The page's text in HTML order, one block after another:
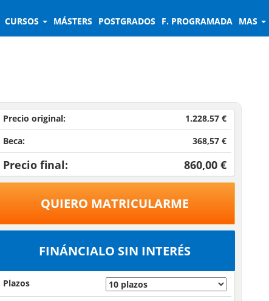
CURSOS MÁSTERS POSTGRADOS F. PROGRAMADA MAS
Precio original:
1.228,57 €
Beca:
368,57 €
Precio final: 860,00 €
QUIERO MATRICULARME
FINÁNCIALO SIN INTERÉS
Plazos